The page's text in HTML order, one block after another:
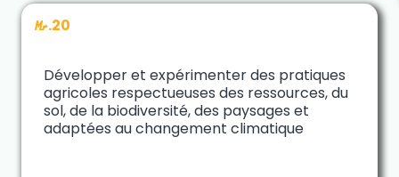
M.20
Développer et expérimenter des pratiques
agricoles respectueuses des ressources, du
sol, de la biodiversité, des paysages et
adaptées au changement climatique